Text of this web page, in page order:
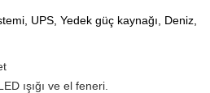
UPS, Yedek güç kaynağı, Deniz,
ışığı ve el feneri.